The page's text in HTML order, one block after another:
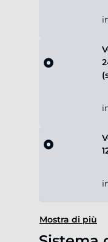
Mostra di più